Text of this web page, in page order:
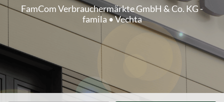
FamCom Verbrauchermärkte GmbH & Co. KG -
famila • Vechta